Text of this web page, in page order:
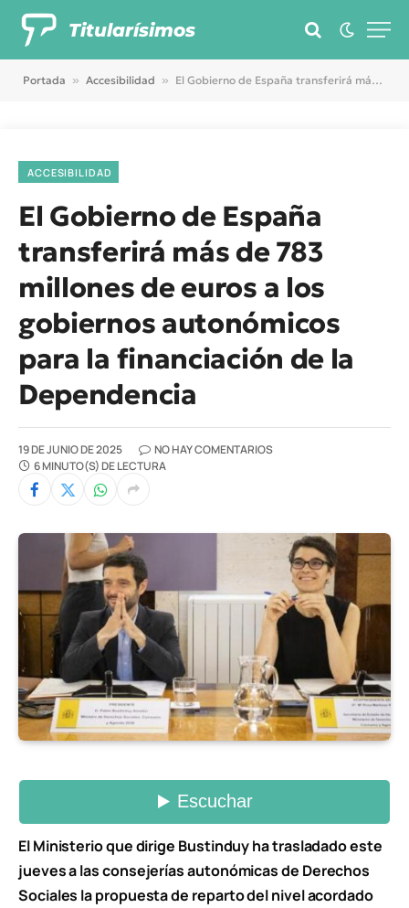
Titularísimos
Portada » Accesibilidad » El Gobierno de España transferirá más de 783 millones de euros a los gobiernos autonómicos para la financiación de la Dependencia
ACCESIBILIDAD
El Gobierno de España
transferirá más de 783
millones de euros a los
gobiernos autonómicos
para la financiación de la
Dependencia
19 DE JUNIO DE 2025
NO HAY COMENTARIOS
6 MINUTO(S) DE LECTURA
El Ministerio que dirige Bustinduy ha trasladado este
jueves a las consejerías autonómicas de Derechos
Sociales la propuesta de reparto del nivel acordado